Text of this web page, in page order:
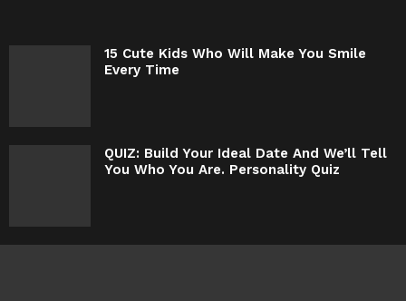
15 Cute Kids Who Will Make You Smile
Every Time
QUIZ: Build Your Ideal Date And We’ll Tell
You Who You Are. Personality Quiz